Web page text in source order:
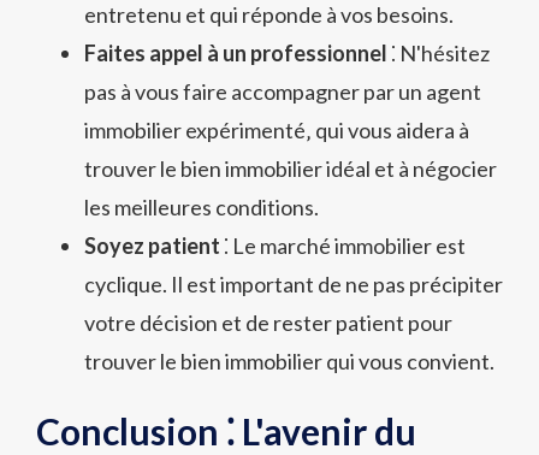
entretenu et qui réponde à vos besoins.
Faites appel à un professionnel ⁚ N'hésitez
pas à vous faire accompagner par un agent
immobilier expérimenté‚ qui vous aidera à
trouver le bien immobilier idéal et à négocier
les meilleures conditions.
Soyez patient ⁚ Le marché immobilier est
cyclique. Il est important de ne pas précipiter
votre décision et de rester patient pour
trouver le bien immobilier qui vous convient.
Conclusion ⁚ L'avenir du